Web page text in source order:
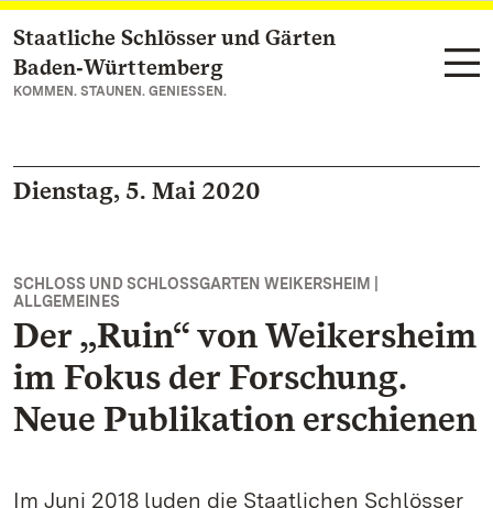
Zum Hauptinhalt springen
Staatliche Schlösser und Gärten
Baden‑Württemberg
KOMMEN. STAUNEN. GENIESSEN.
Dienstag, 5. Mai 2020
SCHLOSS UND SCHLOSSGARTEN WEIKERSHEIM |
ALLGEMEINES
Der „Ruin“ von Weikersheim
im Fokus der Forschung.
Neue Publikation erschienen
Im Juni 2018 luden die Staatlichen Schlösser